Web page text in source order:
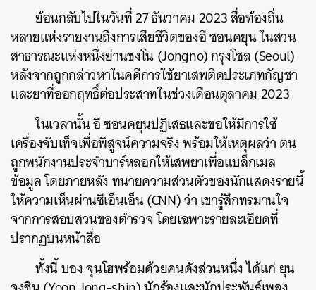
ย้อนกลับไปในวันที่ 27 ธันวาคม 2023 สื่อท้องถิ่น
หลายแห่งรายงานถึงการเสียชีวิตของอี ซอนคยุน ในสวน
สาธารณะแห่งหนึ่งย่านชงโน (Jongno) กรุงโซล (Seoul)
หลังจากถูกกล่าวหาในคดีการใช้ยาเสพติดประเภทกัญชา
และยาที่ออกฤทธิ์ต่อประสาทในช่วงเดือนตุลาคม 2023
ในเวลานั้น อี ซอนคยุนปฏิเสธและขอให้มีการใช้
เครื่องจับเท็จเพื่อพิสูจน์ความจริง พร้อมให้เหตุผลว่า ตน
ถูกพนักงานประจำบาร์หลอกให้เสพยาเพื่อแบล็กเมล
ข้อมูล โดยภายหลัง ทนายความส่วนตัวของนักแสดงรายนี้
ให้ความเห็นผ่านซีเอ็นเอ็น (CNN) ว่า เขารู้สึกทรมานใจ
จากการสอบสวนของตำรวจ โดยเฉพาะรายละเอียดที่
ปรากฏบนหน้าสื่อ
ทั้งนี้ บอง จุนโฮพร้อมด้วยคนดังส่วนหนึ่ง ได้แก่ ยุน